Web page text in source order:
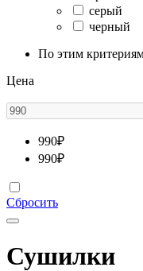
серый
черный
По этим
Цена
990₽
990₽
Сбросить
Сушилки